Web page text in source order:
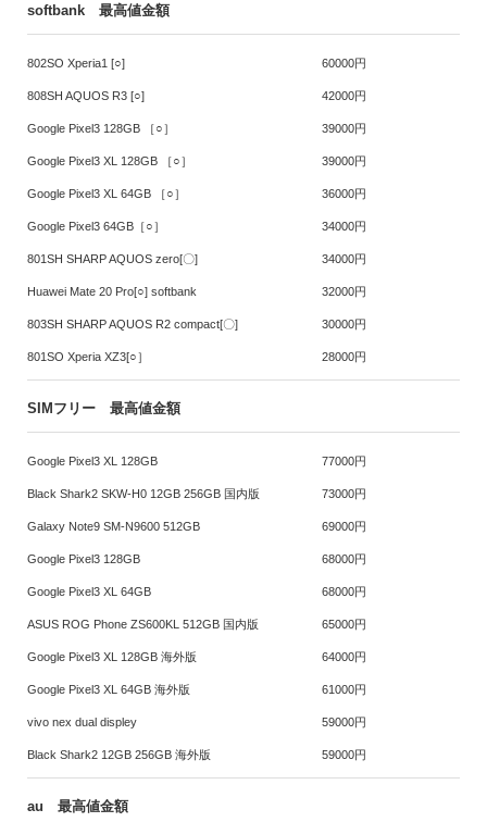
softbank 最高値金額
802SO Xperia1 [○]
808SH AQUOS R3 [○]
Google Pixel3 128GB ［○］
Google Pixel3 XL 128GB ［○］
Google Pixel3 XL 64GB ［○］
Google Pixel3 64GB［○］
801SH SHARP AQUOS zero[〇]
Huawei Mate 20 Pro[○] softbank
803SH SHARP AQUOS R2 compact[〇]
801SO Xperia XZ3[○］
60000円
42000円
39000円
39000円
36000円
34000円
34000円
32000円
30000円
28000円
SIMフリー 最高値金額
Google Pixel3 XL 128GB
Black Shark2 SKW-H0 12GB 256GB 国内版
Galaxy Note9 SM-N9600 512GB
Google Pixel3 128GB
Google Pixel3 XL 64GB
ASUS ROG Phone ZS600KL 512GB 国内版
Google Pixel3 XL 128GB 海外版
Google Pixel3 XL 64GB 海外版
vivo nex dual displey
Black Shark2 12GB 256GB 海外版
77000円
73000円
69000円
68000円
68000円
65000円
64000円
61000円
59000円
59000円
au 最高値金額